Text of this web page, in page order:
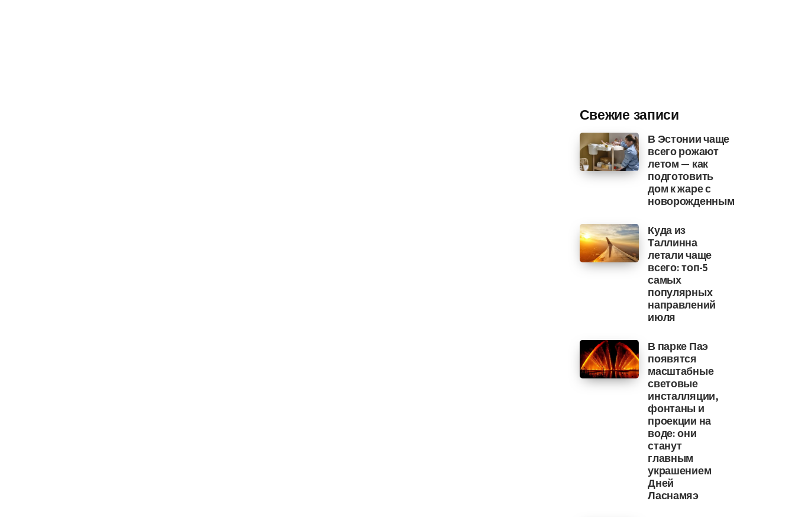
Свежие записи
В Эстонии чаще
всего рожают
летом — как
подготовить
дом к жаре с
новорожденным
Куда из
Таллинна
летали чаще
всего: топ-5
самых
популярных
направлений
июля
В парке Паэ
появятся
масштабные
световые
инсталляции,
фонтаны и
проекции на
воде: они
станут
главным
украшением
Дней
Ласнамяэ